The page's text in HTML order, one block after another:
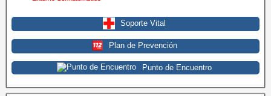
Soporte Vital
Plan de Prevención
Punto de Encuentro